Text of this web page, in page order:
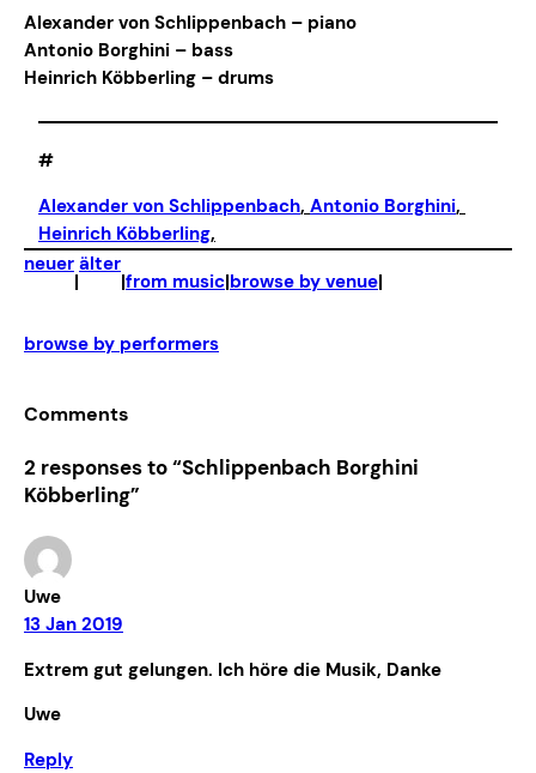
Alexander von Schlippenbach – piano
Antonio Borghini – bass
Heinrich Köbberling – drums
#
Alexander von Schlippenbach, Antonio Borghini
Heinrich Köbberling,
neuer
|
älter
|from music|browse by venue|
browse by performers
Comments
2 responses to “Schlippenbach Borghini
Köbberling”
Uwe
13 Jan 2019
Extrem gut gelungen. Ich höre die Musik, Danke
Uwe
Reply